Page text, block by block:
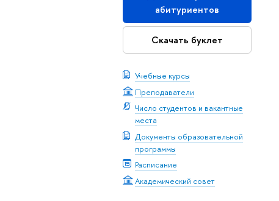
абитуриентов
Скачать буклет
Учебные курсы
Преподаватели
Число студентов и вакантные
места
Документы образовательной
программы
Расписание
Академический совет